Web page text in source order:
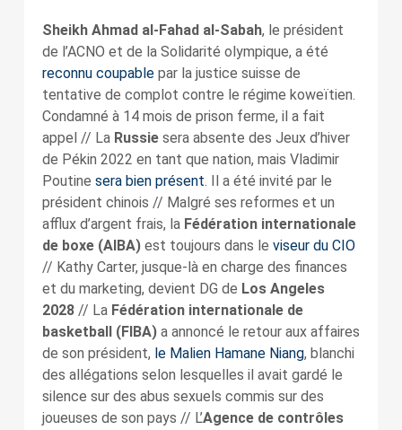
Sheikh Ahmad al-Fahad al-Sabah, le président
de l’ACNO et de la Solidarité olympique, a été
reconnu coupablepar la justice suisse de
tentative de complot contre le régime koweïtien.
Condamné à 14 mois de prison ferme, il a fait
appel // La Russiesera absente des Jeux d’hiver
de Pékin 2022 en tant que nation, mais Vladimir
Poutine sera bien présent. Il a été invité par le
président chinois // Malgré ses reformes et un
afflux d’argent frais, la Fédération internationale
de boxe (AIBA)est toujours dans le viseur du CIO
// Kathy Carter, jusque-là en charge des finances
et du marketing, devient DG de Los Angeles
2028// La Fédération internationale de
basketball (FIBA)a annoncé le retour aux affaires
de son président, le Malien Hamane Niang, blanchi
des allégations selon lesquelles il avait gardé le
silence sur des abus sexuels commis sur des
joueuses de son pays // L’Agence de contrôles